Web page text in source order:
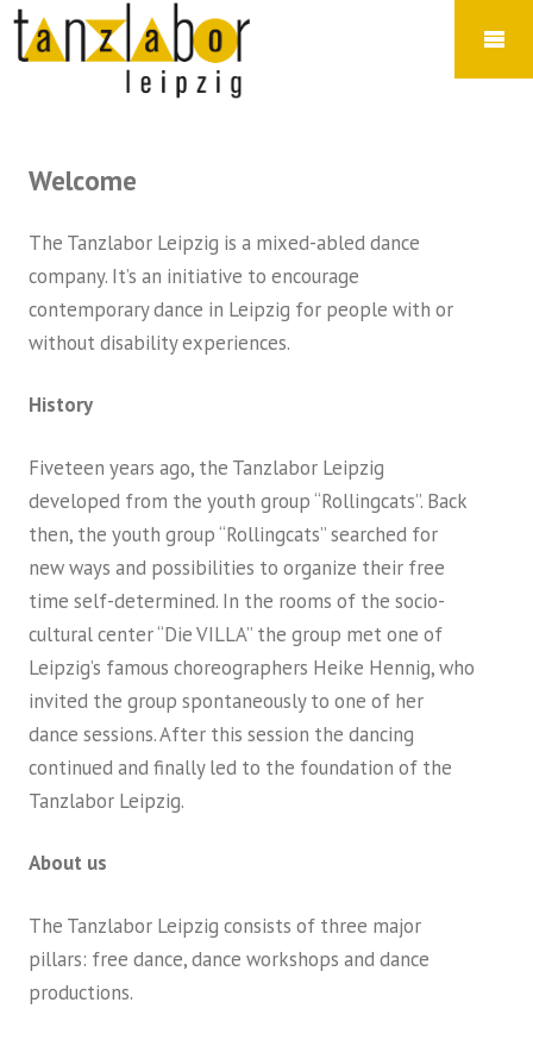
Welcome
The Tanzlabor Leipzig is a mixed-abled dance
company. It’s an initiative to encourage
contemporary dance in Leipzig for people with or
without disability experiences.
History
Fiveteen years ago, the Tanzlabor Leipzig
developed from the youth group “Rollingcats”. Back
then, the youth group “Rollingcats” searched for
new ways and possibilities to organize their free
time self-determined. In the rooms of the socio-
cultural center “Die VILLA” the group met one of
Leipzig’s famous choreographers Heike Hennig, who
invited the group spontaneously to one of her
dance sessions. After this session the dancing
continued and finally led to the foundation of the
Tanzlabor Leipzig.
About us
The Tanzlabor Leipzig consists of three major
pillars: free dance, dance workshops and dance
productions.